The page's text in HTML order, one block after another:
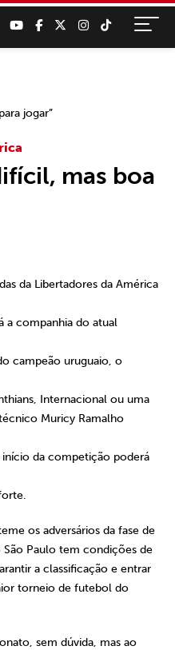
mas boa
da Libertadores da América
a companhia do atual
campeão uruguaio, o
Internacional ou uma
Muricy Ramalho
início da competição poderá
os adversários da fase de
Paulo tem condições de
a classificação e entrar
torneio de futebol do
sem dúvida, mas ao